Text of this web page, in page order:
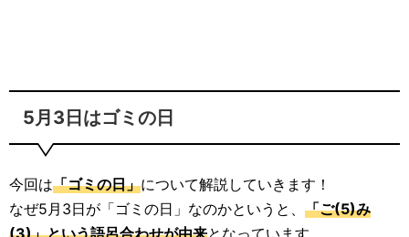
5月3日はゴミの日
今回は「ゴミの日」について解説していきます！
なぜ5月3日が「ゴミの日」なのかというと、 「ご(5)み
(3)」という語呂合わせが由来となっています。